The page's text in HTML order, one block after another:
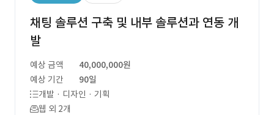
채팅 솔루션 구축 및 내부 솔루션과 연동 개
발
예상 금액
40,000,000원
예상 기간
90일
개발 · 디자인 · 기획
웹 외 2개